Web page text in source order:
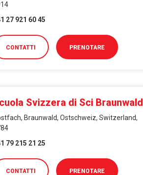
27 921 60 45
CONTATTI PRENOTARE
Svizzera di Sci Braunwald
Braunwald, Ostschweiz, Switzerland,
79 215 21 25
CONTATTI PRENOTARE